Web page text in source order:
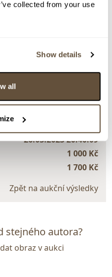
collected from your use
Show details
all
o autorovi
> zpět na aukční výsledky
26.03.2023 20:40:09
1 000 Kč
1 700 Kč
Zpět na aukční výsledky
stejného autora?
obraz v aukci